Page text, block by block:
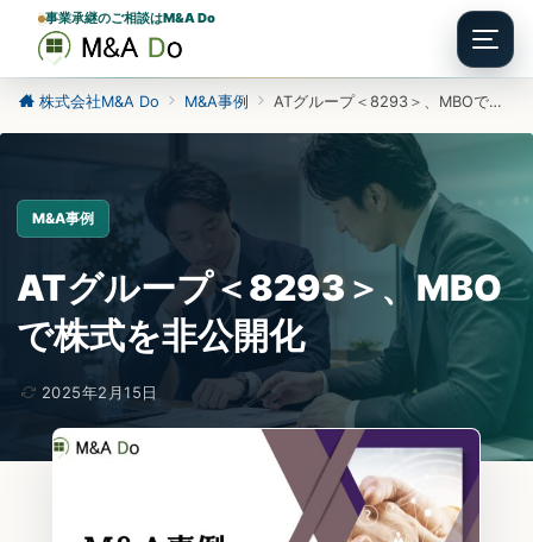
Menu
事業承継のご相談はM&A Do
株式会社M&A Do M&A事例 ATグループ＜8293＞、MBOで株式を非公開化
M&A事例
ATグループ＜8293＞、MBO
で株式を非公開化
2025年2月15日